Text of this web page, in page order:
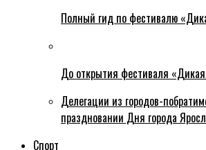
Полный гид по фестивалю
До открытия фестиваля
Делегации из городов-
праздновании Дня города
Спорт